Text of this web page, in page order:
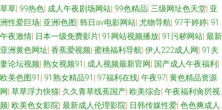
草草| 99热色| 成人午夜剧场网站| 99色精品| 三级网址色天堂| 亚
洲性爱巨场| 亚洲l色图| 韩日av电影网站| 尤物导航| 97干婷婷| 91
午夜激情| 日本一级免费影片| 91网站视频播放| 91污秽网站| 最新
亚洲黄色网址| 香蕉爱视频| 蜜桃福利导航| 伊人222成人网| 91夫
妻论坛视频| 熟女视频91 | 成人视频最新官网| 国产成人午夜福利|
欧美色图91 | 91熟女精品91 | 97福利在线| 午夜97| 黄色精品资源
网| 草草浮力快猫| 久久青草线蕉国产| 欧美综合| 午夜福利肏屄视
频| 欧美色女影院| 最新成人伦理影院| 日韩传媒性爱| 色色爽成人